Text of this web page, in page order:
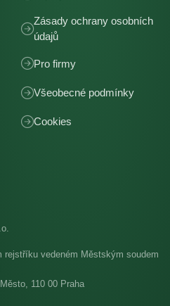
Zásady ochrany osobních
údajů
Pro firmy
Všeobecné podmínky
Cookies
rejstříku vedeném Městským soudem
110 00 Praha